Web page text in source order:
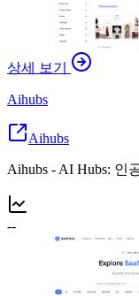
상세 보기
Aihubs
Aihubs
Aihubs - AI Hubs: 인
--